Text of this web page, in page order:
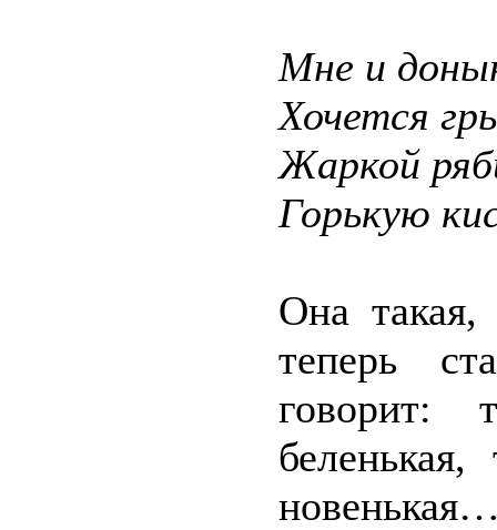
Мне и
Хочется
Жаркой
Горькую
Она такая,
теперь